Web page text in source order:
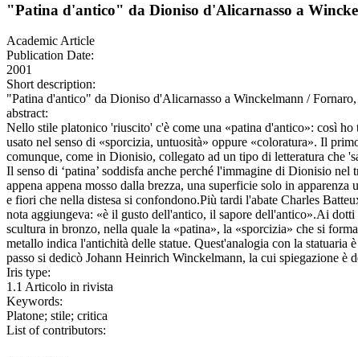
"Patina d'antico" da Dioniso d'Alicarnasso a
Academic Article
Publication Date:
2001
Short description:
"Patina d'antico" da Dioniso d'Alicarnasso a Winckelmann /
abstract:
Nello stile platonico 'riuscito' c'è come una «patina d'antico»: così ho
usato nel senso di «sporcizia, untuosità» oppure «coloratura». Il
comunque, come in Dionisio, collegato ad un tipo di letteratura che
Il senso di ‘patina’ soddisfa anche perché l'immagine di Dionisio
appena appena mosso dalla brezza, una superficie solo in
e fiori che nella distesa si confondono.Più tardi l'abate Charles
nota aggiungeva: «è il gusto dell'antico, il sapore dell'antico».Ai
scultura in bronzo, nella quale la «patina», la «sporcizia» che si
metallo indica l'antichità delle statue. Quest'analogia con la
passo si dedicò Johann Heinrich Winckelmann, la cui spiegazione è
Iris type:
1.1 Articolo in rivista
Keywords:
Platone; stile; critica
List of contributors: